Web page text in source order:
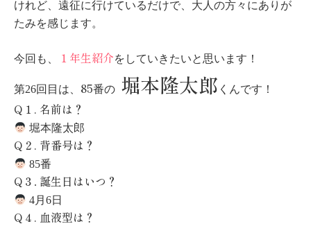
けれど、遠征に行けているだけで、大人の方々にありが
たみを感じます。
今回も、 １年生紹介をしていきたいと思います！
第26回目は、 85番の 堀本隆太郎 くんです！
Q １ . 名前は？
堀本隆太郎
Q ２ . 背番号は？
85番
Q ３ . 誕生日はいつ？
4月6日
Q ４ . 血液型は？